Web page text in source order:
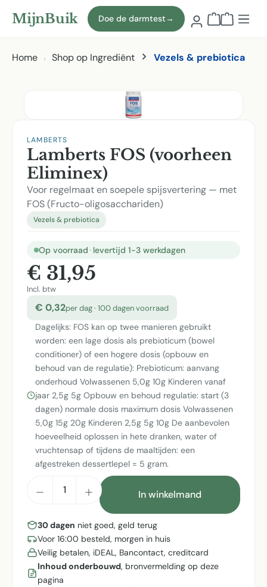
Naar hoofdinhoud
MijnBuik Doe de darmtest→
Home Shop op Ingrediënt Vezels & prebiotica
LAMBERTS
Lamberts FOS (voorheen
Eliminex)
Voor regelmaat en soepele spijsvertering — met
FOS (Fructo-oligosacchariden)
Vezels & prebiotica
Op voorraad · levertijd 1-3 werkdagen
€ 31,95
Incl. btw
€ 0,32per dag · 100 dagen voorraad
Dagelijks: FOS kan op twee manieren gebruikt
worden: een lage dosis als prebioticum (bowel
conditioner) of een hogere dosis (opbouw en
behoud van de regulatie): Prebioticum: aanvang
onderhoud Volwassenen 5,0g 10g Kinderen vanaf
jaar 2,5g 5g Opbouw en behoud regulatie: start (3
dagen) normale dosis maximum dosis Volwassenen
5,0g 15g 20g Kinderen 2,5g 5g 10g De aanbevolen
hoeveelheid oplossen in hete dranken, water of
vruchtensap of tijdens de maaltijden: een
afgestreken dessertlepel = 5 gram.
Producthoeveelheid: Voer de
In winkelmand
30 dagen niet goed, geld terug
Voor 16:00 besteld, morgen in huis
Veilig betalen, iDEAL, Bancontact, creditcard
Inhoud onderbouwd, bronvermelding op deze
pagina